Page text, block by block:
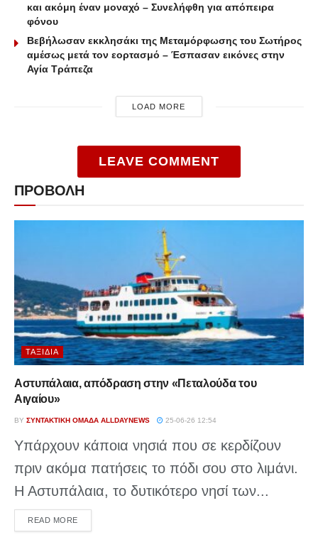
και ακόμη έναν μοναχό – Συνελήφθη για απόπειρα
φόνου
Βεβήλωσαν εκκλησάκι της Μεταμόρφωσης του Σωτήρος
αμέσως μετά τον εορτασμό – Έσπασαν εικόνες στην
Αγία Τράπεζα
LOAD MORE
LEAVE COMMENT
ΠΡΟΒΟΛΗ
ΤΑΞΊΔΙΑ
Αστυπάλαια, απόδραση στην «Πεταλούδα του
Αιγαίου»
BY ΣΥΝΤΑΚΤΙΚΉ ΟΜΆΔΑ ALLDAYNEWS 25-06-26 12:54
Υπάρχουν κάποια νησιά που σε κερδίζουν
πριν ακόμα πατήσεις το πόδι σου στο λιμάνι.
Η Αστυπάλαια, το δυτικότερο νησί των...
READ MOREDETAILS